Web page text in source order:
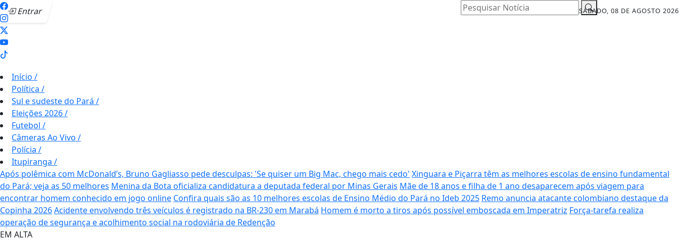
Entrar SÁBADO, 08 DE AGOSTO 2026
Pesquisar Notícia
Início /
Política /
Sul e sudeste do Pará /
Eleições 2026/
Futebol /
Câmeras Ao Vivo /
Polícia /
Itupiranga /
Após polêmica com McDonald’s, Bruno Gagliasso pede desculpas: 'Se quiser um Big Mac, chego mais cedo' Xinguara e Piçarra têm as melhores escolas de ensino fundamental
do Pará; veja as 50 melhores Menina da Bota oficializa candidatura a deputada federal por Minas Gerais Mãe de 18 anos e filha de 1 ano desaparecem após viagem para
encontrar homem conhecido em jogo online Confira quais são as 10 melhores escolas de Ensino Médio do Pará no Ideb 2025 Remo anuncia atacante colombiano destaque da
Copinha 2026Acidente envolvendo três veículos é registrado na BR-230 em Marabá Homem é morto a tiros após possível emboscada em Imperatriz Força-tarefa realiza
operação de segurança e acolhimento social na rodoviária de Redenção
EM ALTA